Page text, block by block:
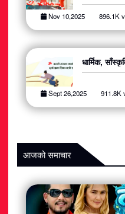
खेलकुद
स्वास्थ्य
मनोरञ्जन
Nov 10,2025 896.1K
धार्मिक,
Sept 26,2025 911.8K
आजको समाचार